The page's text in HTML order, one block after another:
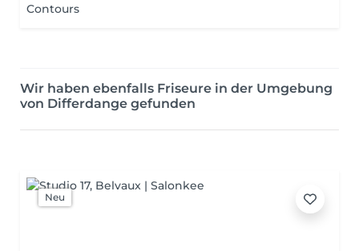
Contours
Wir haben ebenfalls Friseure in der Umgebung
von Differdange gefunden
Neu